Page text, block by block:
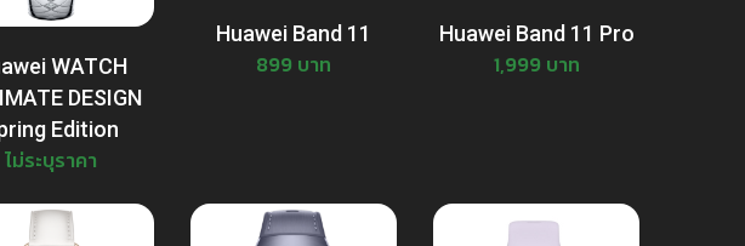
WATCH
DESIGN
Edition
ไม่ระบุราคา
Huawei Band 11
899 บาท
Huawei Band 11 Pro
1,999 บาท